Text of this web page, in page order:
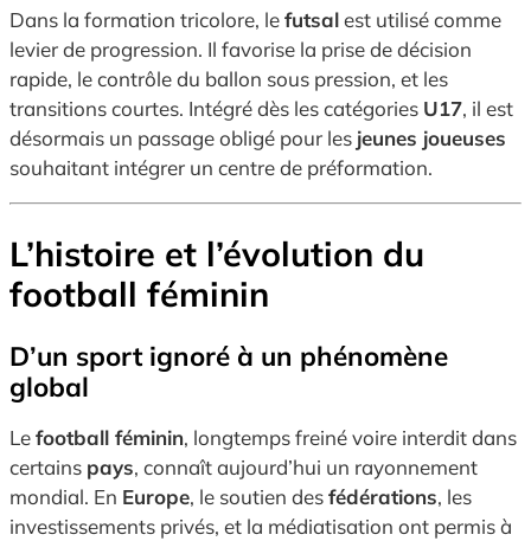
Dans la formation tricolore, lefutsalest utilisé comme
levier de progression. Il favorise la prise de décision
rapide, le contrôle du ballon sous pression, et les
transitions courtes. Intégré dès les catégories U17, il est
désormais un passage obligé pour les jeunes joueuses
souhaitant intégrer un centre de préformation.
L’histoire et l’évolution du
football féminin
D’un sport ignoré à un phénomène
global
Lefootball féminin, longtemps freiné voire interdit dans
certains pays, connaît aujourd’hui un rayonnement
mondial. En Europe, le soutien desfédérations, les
investissements privés, et la médiatisation ont permis à